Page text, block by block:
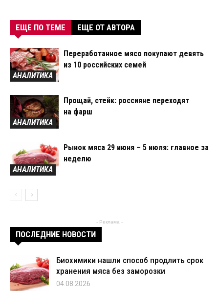
ЕЩЕ ПО ТЕМЕ ЕЩЕ ОТ АВТОРА
АНАЛИТИКА
Переработанное мясо покупают девять
из 10 российских семей
АНАЛИТИКА
Прощай, стейк: россияне переходят
на фарш
АНАЛИТИКА
Рынок мяса 29 июня – 5 июля: главное за
неделю
- Реклама -
ПОСЛЕДНИЕ НОВОСТИ
Биохимики нашли способ продлить срок
хранения мяса без заморозки
04.08.2026